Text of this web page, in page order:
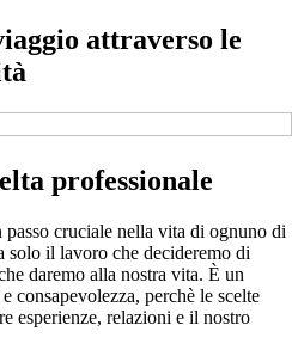
attraverso le
professionale
cruciale nella vita di ognuno di
il lavoro che decideremo di
daremo alla nostra vita. È un
consapevolezza, perchè le scelte
esperienze, relazioni e il nostro